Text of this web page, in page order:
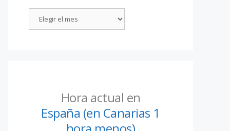
Hora actual en
España (en Canarias 1